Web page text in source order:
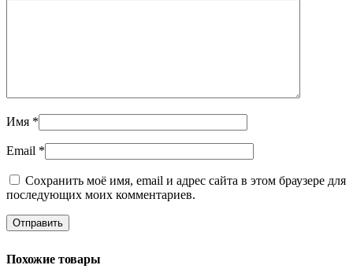
Имя *
Email *
Сохранить моё имя, email и адрес сайта в этом браузере для
последующих моих комментариев.
Похожие товары